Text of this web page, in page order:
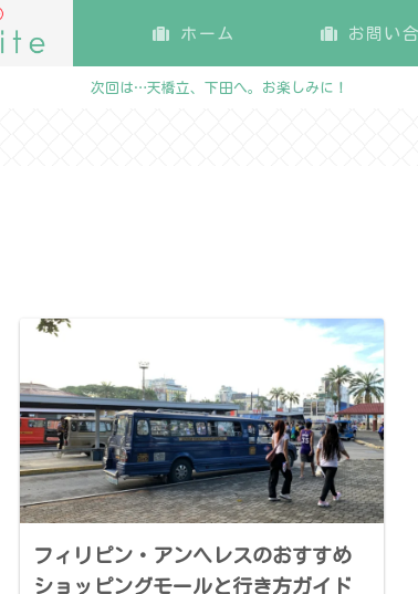
ホーム お問い
次回は…天橋立、下田へ。お楽しみに！
フィリピン・アンヘレスのおすすめ
ショッピングモールと行き方ガイド